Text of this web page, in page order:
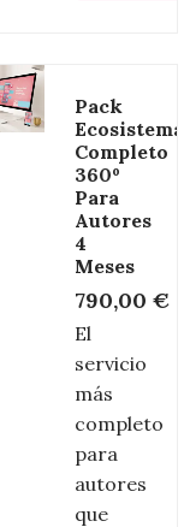
Pack
Ecosistema
Completo
360º
Para
Autores
4
Meses
790,00€
El
servicio
más
completo
para
autores
que